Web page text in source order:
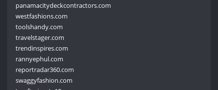
panamacitydeckcontractors.com
westfashions.com
toolshandy.com
travelstager.com
trendinspires.com
rannyephul.com
reportradar360.com
swaggyfashion.com